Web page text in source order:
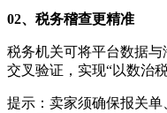
02、税务稽查更精准
税务机关可将平台数据
交叉验证，实现“以数治税
提示：卖家须确保报关